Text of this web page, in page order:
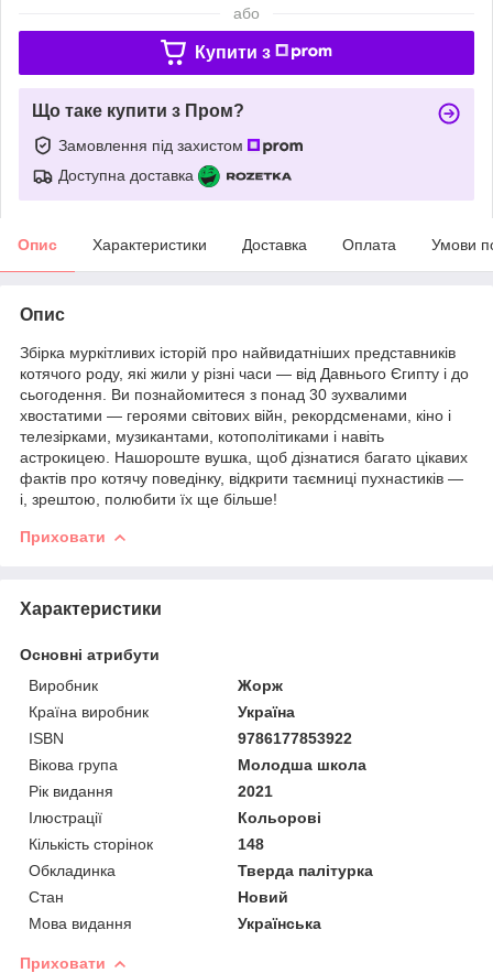
або
Купити з
Що таке купити з Пром?
Замовлення під захистом
Доступна доставка
Опис Характеристики Доставка Оплата Умови
Опис
Збірка муркітливих історій про найвидатніших представників
котячого роду, які жили у різні часи — від Давнього Єгипту і до
сьогодення. Ви познайомитеся з понад 30 зухвалими
хвостатими — героями світових війн, рекордсменами, кіно і
телезірками, музикантами, котополітиками і навіть
астрокицею. Нашороште вушка, щоб дізнатися багато цікавих
фактів про котячу поведінку, відкрити таємниці пухнастиків —
і, зрештою, полюбити їх ще більше!
Приховати
Характеристики
Основні атрибути
Виробник
Жорж
Країна виробник
Україна
ISBN
9786177853922
Вікова група
Молодша школа
Рік видання
2021
Ілюстрації
Кольорові
Кількість сторінок
148
Обкладинка
Тверда палітурка
Стан
Новий
Мова видання
Українська
Приховати